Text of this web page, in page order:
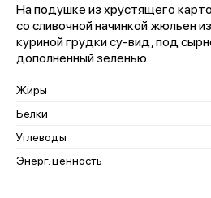
На подушке из хрустящего
со сливочной начинкой жюльен
куриной грудки су-вид, под
дополненный зеленью
Жиры
Белки
Углеводы
Энерг. ценность